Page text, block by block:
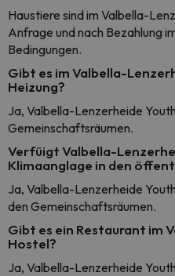
Haustiere sind im Valbella-
Anfrage und nach Bezahlung
Bedingungen.
Gibt es im Valbella-
Heizung?
Ja, Valbella-Lenzerheide
Gemeinschaftsräumen.
Verfüigt Valbella-
Klimaanglage in den
Ja, Valbella-Lenzerheide
den Gemeinschaftsräumen.
Gibt es ein Restaurant im
Hostel?
Ja, Valbella-Lenzerheide